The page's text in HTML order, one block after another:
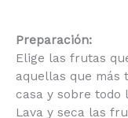
Preparación:
Elige las frutas
aquellas que más
casa y sobre todo
Lava y seca las